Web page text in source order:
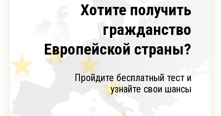
Хотите получить
гражданство
Европейской страны?
Пройдите бесплатный тест и
узнайте свои шансы